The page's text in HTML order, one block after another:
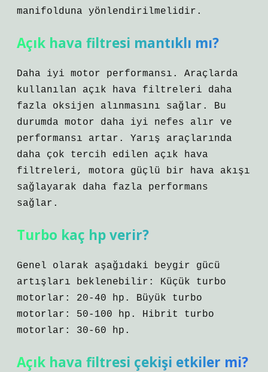
manifolduna yönlendirilmelidir.
Açık hava filtresi mantıklı mı?
Daha iyi motor performansı. Araçlarda
kullanılan açık hava filtreleri daha
fazla oksijen alınmasını sağlar. Bu
durumda motor daha iyi nefes alır ve
performansı artar. Yarış araçlarında
daha çok tercih edilen açık hava
filtreleri, motora güçlü bir hava akışı
sağlayarak daha fazla performans
sağlar.
Turbo kaç hp verir?
Genel olarak aşağıdaki beygir gücü
artışları beklenebilir: Küçük turbo
motorlar: 20-40 hp. Büyük turbo
motorlar: 50-100 hp. Hibrit turbo
motorlar: 30-60 hp.
Açık hava filtresi çekişi etkiler mi?